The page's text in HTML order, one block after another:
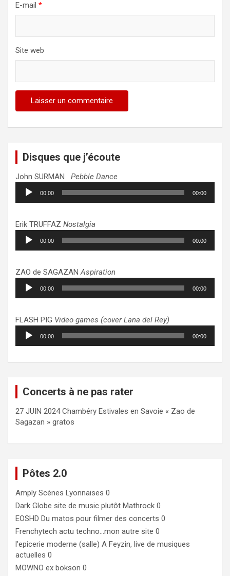
E-mail *
Site web
Disques que j’écoute
John SURMAN Pebble Dance
Lecteur
audio
00:00 00:00
Erik TRUFFAZ Nostalgia
Lecteur
audio
00:00 00:00
ZAO de SAGAZANAspiration
Lecteur
audio
00:00 00:00
FLASH PIG Video games (cover Lana del Rey)
Lecteur
audio
00:00 00:00
Concerts à ne pas rater
27 JUIN 2024 Chambéry Estivales en Savoie « Zao de
Sagazan » gratos
Pôtes 2.0
Amply Scènes Lyonnaises 0
Dark Globe site de music plutôt Mathrock 0
EOSHD Du matos pour filmer des concerts 0
Frenchytech actu techno…mon autre site 0
l'epicerie moderne (salle) A Feyzin, live de musiques
actuelles 0
MOWNO ex bokson 0